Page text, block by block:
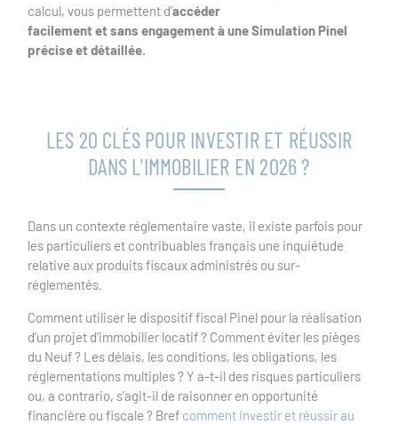
calcul, vous permettent d’accéder
facilement et sans engagement à une Simulation Pinel
précise et détaillée.
LES 20 CLÉS POUR INVESTIR ET RÉUSSIR
DANS L'IMMOBILIER EN 2026 ?
Dans un contexte réglementaire vaste, il existe parfois pour
les particuliers et contribuables français une inquiétude
relative aux produits fiscaux administrés ou sur-
réglementés.
Comment utiliser le dispositif fiscal Pinel pour la réalisation
d’un projet d’immobilier locatif ? Comment éviter les pièges
du Neuf ? Les délais, les conditions, les obligations, les
réglementations multiples ? Y a-t-il des risques particuliers
ou, a contrario, s’agit-il de raisonner en opportunité
financière ou fiscale ? Bref comment investir et réussir au